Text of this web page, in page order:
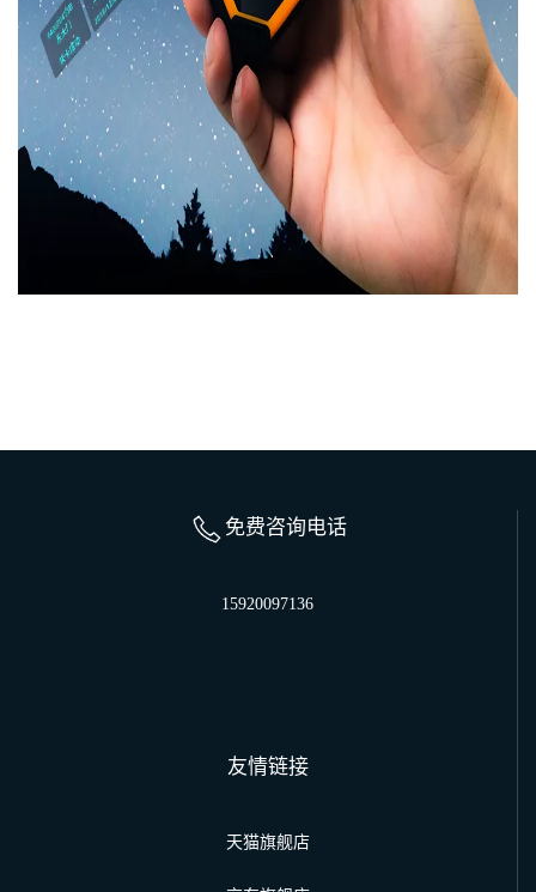
免费咨询电话
15920097136
友情链接
天猫旗舰店